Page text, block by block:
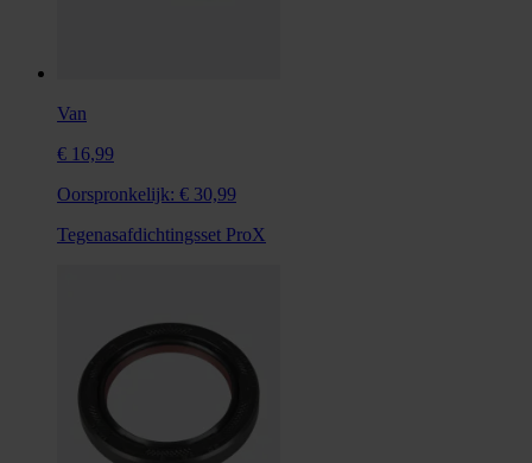
Van
€ 16,99
Oorspronkelijk: € 30,99
Tegenasafdichtingsset ProX